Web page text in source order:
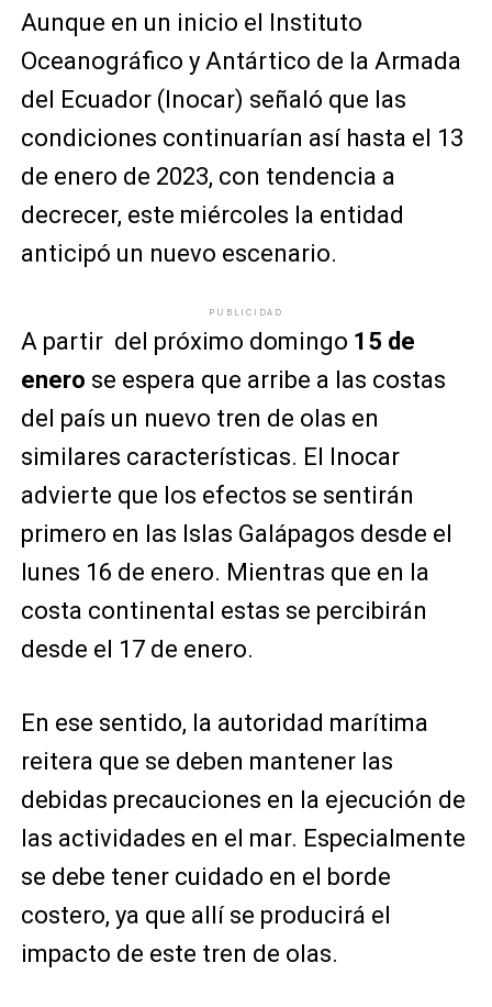
Aunque en un inicio el Instituto
Oceanográfico y Antártico de la Armada
del Ecuador (Inocar) señaló que las
condiciones continuarían así hasta el 13
de enero de 2023, con tendencia a
decrecer, este miércoles la entidad
anticipó un nuevo escenario.
PUBLICIDAD
A partir del próximo domingo 15 de
enero se espera que arribe a las costas
del país un nuevo tren de olas en
similares características. El Inocar
advierte que los efectos se sentirán
primero en las Islas Galápagos desde el
lunes 16 de enero. Mientras que en la
costa continental estas se percibirán
desde el 17 de enero.
En ese sentido, la autoridad marítima
reitera que se deben mantener las
debidas precauciones en la ejecución de
las actividades en el mar. Especialmente
se debe tener cuidado en el borde
costero, ya que allí se producirá el
impacto de este tren de olas.